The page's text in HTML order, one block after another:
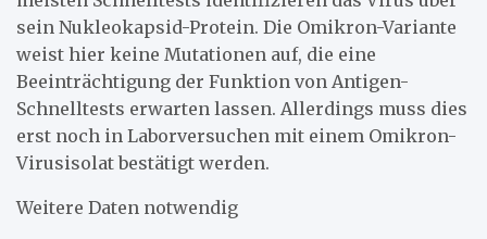
sein Nukleokapsid-Protein. Die Omikron-Variante
weist hier keine Mutationen auf, die eine
Beeinträchtigung der Funktion von Antigen-
Schnelltests erwarten lassen. Allerdings muss dies
erst noch in Laborversuchen mit einem Omikron-
Virusisolat bestätigt werden.
Weitere Daten notwendig